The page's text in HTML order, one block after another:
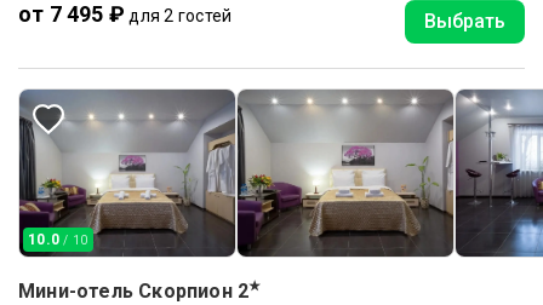
от 7 495 ₽ для 2 гостей Выбрать
10.0 / 10
Мини-отель Скорпион 2★